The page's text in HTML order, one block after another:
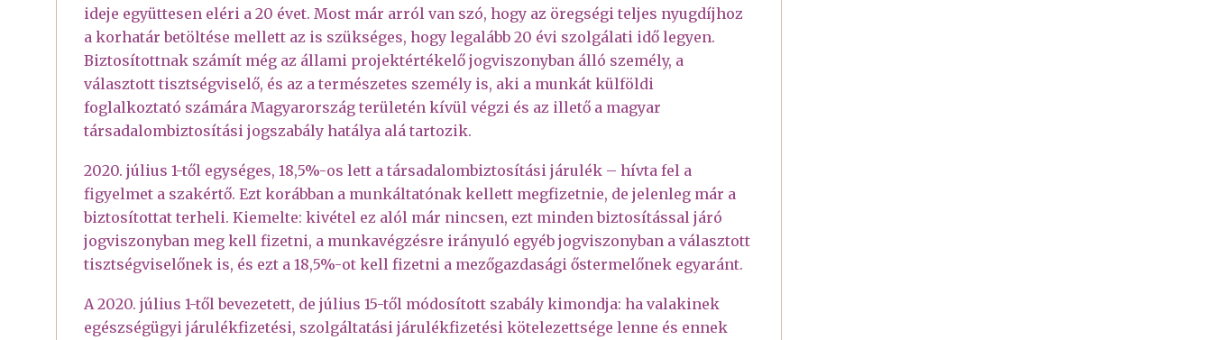
ideje együttesen eléri a 20 évet. Most már arról van szó, hogy az öregségi teljes nyugdíjhoz
a korhatár betöltése mellett az is szükséges, hogy legalább 20 évi szolgálati idő legyen.
Biztosítottnak számít még az állami projektértékelő jogviszonyban álló személy, a
választott tisztségviselő, és az a természetes személy is, aki a munkát külföldi
foglalkoztató számára Magyarország területén kívül végzi és az illető a magyar
társadalombiztosítási jogszabály hatálya alá tartozik.
2020. július 1-től egységes, 18,5%-os lett a társadalombiztosítási járulék – hívta fel a
figyelmet a szakértő. Ezt korábban a munkáltatónak kellett megfizetnie, de jelenleg már a
biztosítottat terheli. Kiemelte: kivétel ez alól már nincsen, ezt minden biztosítással járó
jogviszonyban meg kell fizetni, a munkavégzésre irányuló egyéb jogviszonyban a választott
tisztségviselőnek is, és ezt a 18,5%-ot kell fizetni a mezőgazdasági őstermelőnek egyaránt.
A 2020. július 1-től bevezetett, de július 15-től módosított szabály kimondja: ha valakinek
egészségügyi járulékfizetési, szolgáltatási járulékfizetési kötelezettsége lenne és ennek